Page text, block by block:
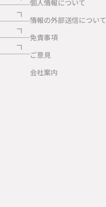
個人情報について
情報の外部送信について
免責事項
ご意見
会社案内